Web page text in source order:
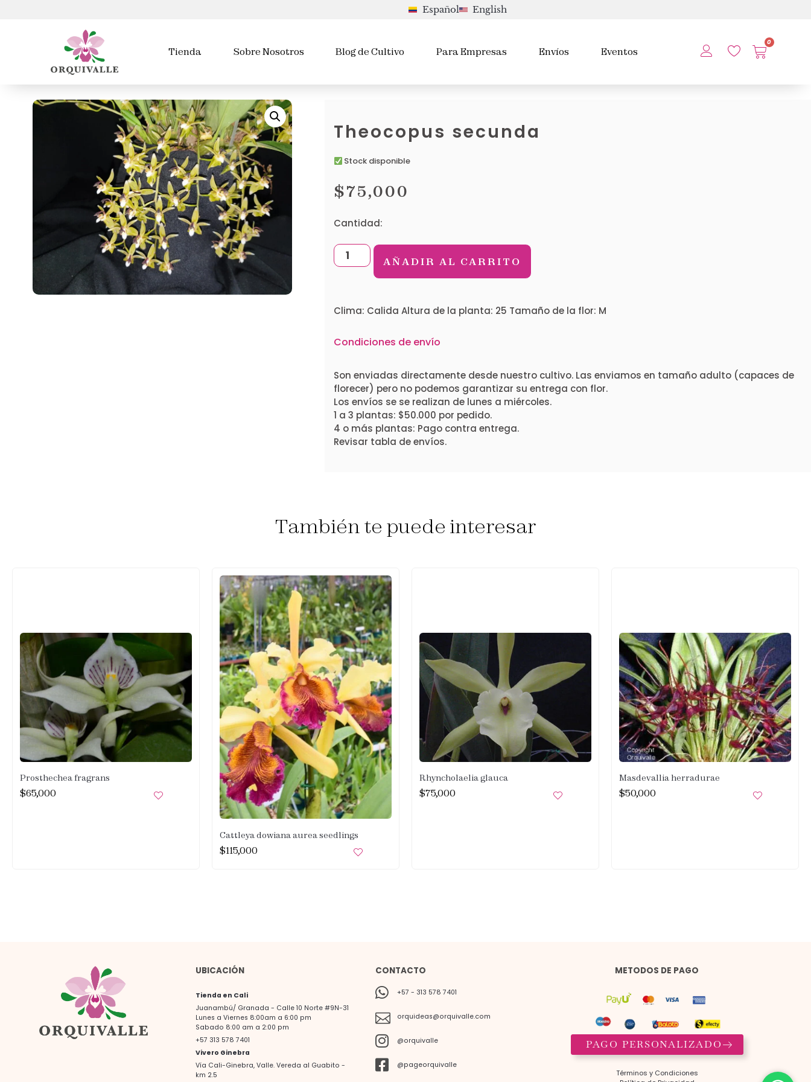
Español English
Tienda Sobre Nosotros Blog de Cultivo Para Empresas Envíos Eventos
0
Theocopus secunda
Stock disponible
$75,000
Cantidad:
AÑADIR AL CARRITO
Clima: Calida Altura de la planta: 25 Tamaño de la flor: M
Condiciones de envío
Son enviadas directamente desde nuestro cultivo. Las enviamos en tamaño adulto (capaces de
florecer) pero no podemos garantizar su entrega con flor.
Los envíos se se realizan de lunes a miércoles.
1 a 3 plantas: $50.000 por pedido.
4 o más plantas: Pago contra entrega.
Revisar tabla de envíos.
También te puede interesar
Prosthechea fragrans
$65,000
Cattleya dowiana aurea seedlings
$115,000
Rhyncholaelia glauca
$75,000
Masdevallia herradurae
$50,000
UBICACIÓN
Tienda en Cali
Juanambú/ Granada - Calle 10 Norte #9N-31
Lunes a Viernes 8:00am a 6:00 pm
Sabado 8:00 am a 2:00 pm
+57 313 578 7401
Vivero Ginebra
Vía Cali-Ginebra, Valle. Vereda al Guabito -
km 2.5
CONTACTO
+57 - 313 578 7401
orquideas@orquivalle.com
@orquivalle
@pageorquivalle
METODOS DE PAGO
PAGO PERSONALIZADO
Términos y Condiciones​